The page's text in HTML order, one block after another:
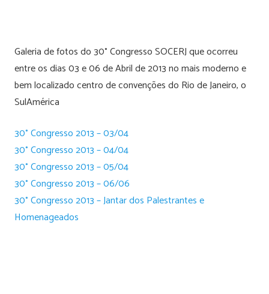
Galeria de fotos do 30° Congresso SOCERJ que ocorreu
entre os dias 03 e 06 de Abril de 2013 no mais moderno e
bem localizado centro de convenções do Rio de Janeiro, o
SulAmérica
30° Congresso 2013 – 03/04
30° Congresso 2013 – 04/04
30° Congresso 2013 – 05/04
30° Congresso 2013 – 06/06
30° Congresso 2013 – Jantar dos Palestrantes e
Homenageados